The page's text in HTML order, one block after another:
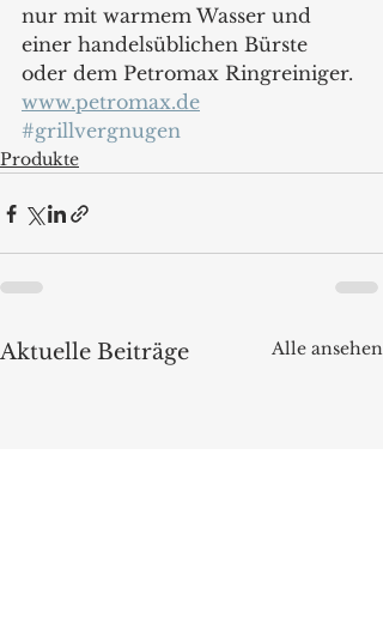
nur mit warmem Wasser und
einer handelsüblichen Bürste
oder dem Petromax Ringreiniger.
www.petromax.de
#grillvergnugen
Produkte
Aktuelle Beiträge Alle ansehen